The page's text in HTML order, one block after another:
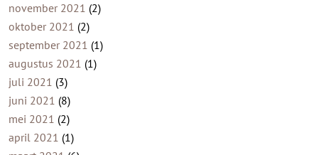
november 2021 (2)
oktober 2021 (2)
september 2021 (1)
augustus 2021 (1)
juli 2021 (3)
juni 2021 (8)
mei 2021 (2)
april 2021 (1)